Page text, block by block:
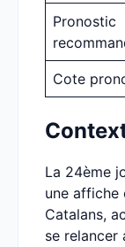
Pronostic
Cote
La 24ème
une affiche
Catalans,
se relancer